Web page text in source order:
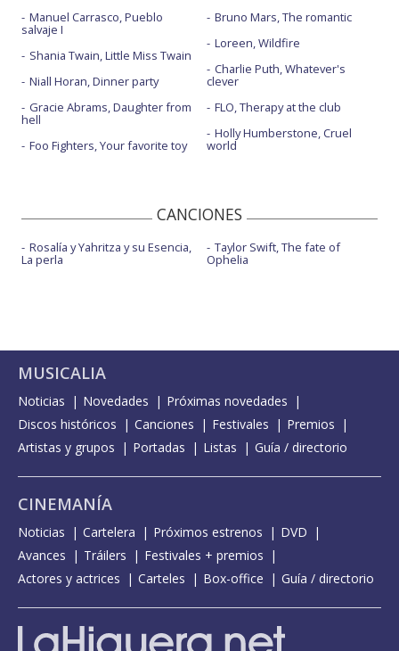
Manuel Carrasco, Pueblo
salvaje I
Shania Twain, Little Miss Twain
Niall Horan, Dinner party
Gracie Abrams, Daughter from
hell
Foo Fighters, Your favorite toy
Bruno Mars, The romantic
Loreen, Wildfire
Charlie Puth, Whatever's
clever
FLO, Therapy at the club
Holly Humberstone, Cruel
world
CANCIONES
Rosalía y Yahritza y su Esencia,
La perla
Taylor Swift, The fate of
Ophelia
MUSICALIA
Noticias Novedades
Próximas novedades
Discos históricos
Canciones Festivales
Premios
Artistas y grupos
Portadas Listas Guía / directorio
CINEMANÍA
Noticias Cartelera Próximos estrenos
DVD
Avances
Tráilers
Festivales + premios
Actores y actrices
Carteles Box-office Guía / directorio